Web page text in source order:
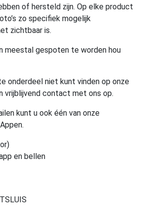
of hersteld zijn. Op elke product
zo specifiek mogelijk
zichtbaar is.
meestal gespoten te worden hou
onderdeel niet kunt vinden op onze
vrijblijvend contact met ons op.
kunt u ook één van onze
en bellen